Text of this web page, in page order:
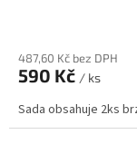
487,60 Kč bez DPH
590 Kč / ks
Sada obsahuje 2ks